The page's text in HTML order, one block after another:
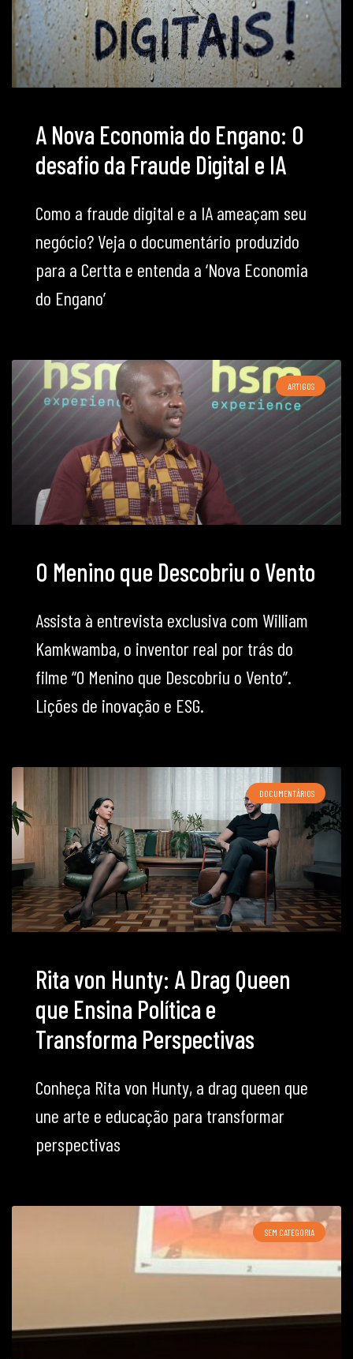
A Nova Economia do Engano: O
desafio da Fraude Digital e IA
Como a fraude digital e a IA ameaçam seu
negócio? Veja o documentário produzido
para a Certta e entenda a ‘Nova Economia
do Engano’
ARTIGOS
O Menino que Descobriu o Vento
Assista à entrevista exclusiva com William
Kamkwamba, o inventor real por trás do
filme “O Menino que Descobriu o Vento”.
Lições de inovação e ESG.
DOCUMENTÁRIOS
Rita von Hunty: A Drag Queen
que Ensina Política e
Transforma Perspectivas
Conheça Rita von Hunty, a drag queen que
une arte e educação para transformar
perspectivas
SEM CATEGORIA